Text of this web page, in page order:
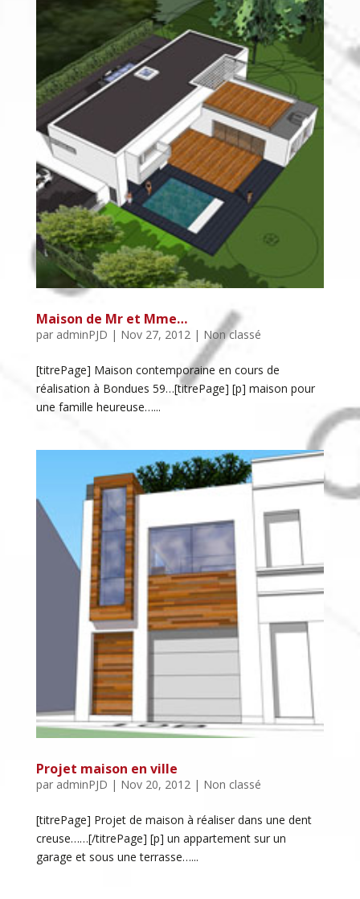
Maison de Mr et Mme…
par adminPJD | Nov 27, 2012 | Non classé
[titrePage] Maison contemporaine en cours de
réalisation à Bondues 59…[titrePage] [p] maison pour
une famille heureuse…...
Projet maison en ville
par adminPJD | Nov 20, 2012| Non classé
[titrePage] Projet de maison à réaliser dans une dent
creuse……[/titrePage] [p] un appartement sur un
garage et sous une terrasse…...